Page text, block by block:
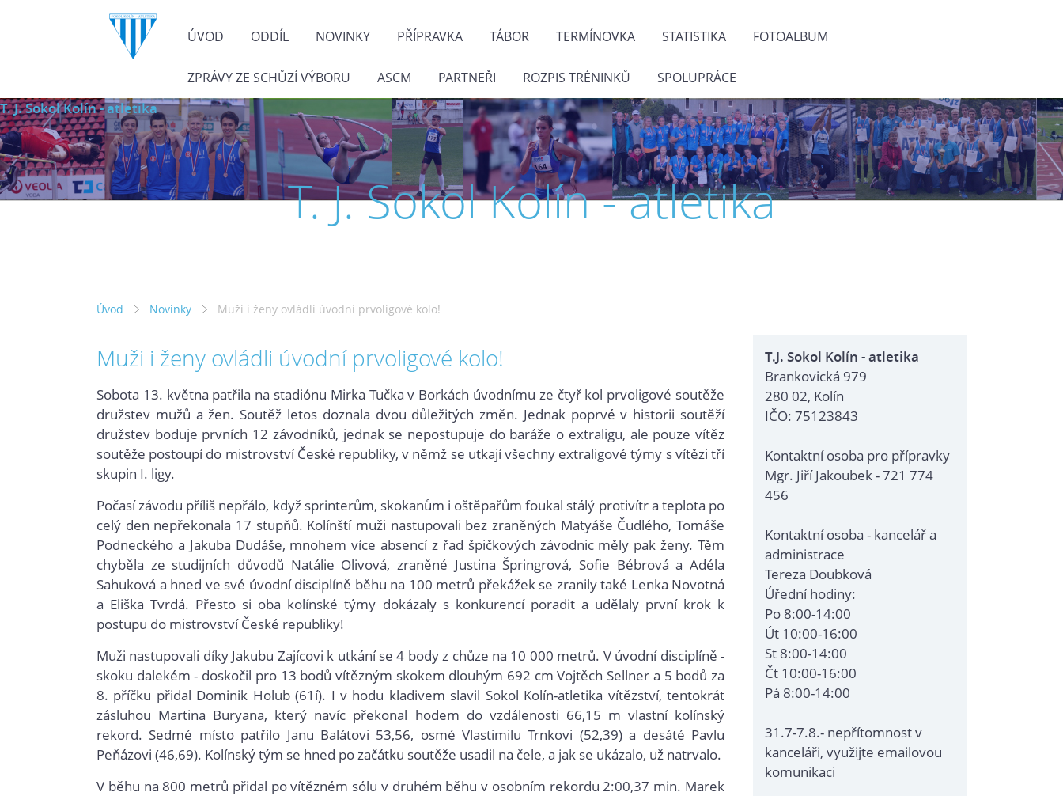
ÚVOD ODDÍL NOVINKY PŘÍPRAVKA TÁBOR TERMÍNOVKA STATISTIKA FOTOALBUM
ZPRÁVY ZE SCHŮZÍ VÝBORU ASCM PARTNEŘI ROZPIS TRÉNINKŮ SPOLUPRÁCE
T. J. Sokol Kolín - atletika
T. J. Sokol Kolín - atletika
Úvod Novinky Muži i ženy ovládli úvodní prvoligové kolo!
T.J. Sokol Kolín - atletika
Brankovická 979
280 02, Kolín
IČO: 75123843
Kontaktní osoba pro přípravky
Mgr. Jiří Jakoubek - 721 774
456
Kontaktní osoba - kancelář a
administrace
Tereza Doubková
Úřední hodiny:
Po 8:00-14:00
Út 10:00-16:00
St 8:00-14:00
Čt 10:00-16:00
Pá 8:00-14:00
31.7-7.8.- nepřítomnost v
kanceláři, využijte emailovou
komunikaci
Muži i ženy ovládli úvodní prvoligové kolo!
Sobota 13. května patřila na stadiónu Mirka Tučka v Borkách úvodnímu ze čtyř kol prvoligové soutěže
družstev mužů a žen. Soutěž letos doznala dvou důležitých změn. Jednak poprvé v historii soutěží
družstev boduje prvních 12 závodníků, jednak se nepostupuje do baráže o extraligu, ale pouze vítěz
soutěže postoupí do mistrovství České republiky, v němž se utkají všechny extraligové týmy s vítězi tří
skupin I. ligy.
Počasí závodu příliš nepřálo, když sprinterům, skokanům i oštěpařům foukal stálý protivítr a teplota po
celý den nepřekonala 17 stupňů. Kolínští muži nastupovali bez zraněných Matyáše Čudlého, Tomáše
Podneckého a Jakuba Dudáše, mnohem více absencí z řad špičkových závodnic měly pak ženy. Těm
chyběla ze studijních důvodů Natálie Olivová, zraněné Justina Špringrová, Sofie Bébrová a Adéla
Sahuková a hned ve své úvodní disciplíně běhu na 100 metrů překážek se zranily také Lenka Novotná
a Eliška Tvrdá. Přesto si oba kolínské týmy dokázaly s konkurencí poradit a udělaly první krok k
postupu do mistrovství České republiky!
Muži nastupovali díky Jakubu Zajícovi k utkání se 4 body z chůze na 10 000 metrů. V úvodní disciplíně -
skoku dalekém - doskočil pro 13 bodů vítězným skokem dlouhým 692 cm Vojtěch Sellner a 5 bodů za
8. příčku přidal Dominik Holub (61í). I v hodu kladivem slavil Sokol Kolín-atletika vítězství, tentokrát
zásluhou Martina Buryana, který navíc překonal hodem do vzdálenosti 66,15 m vlastní kolínský
rekord. Sedmé místo patřilo Janu Balátovi 53,56, osmé Vlastimilu Trnkovi (52,39) a desáté Pavlu
Peňázovi (46,69). Kolínský tým se hned po začátku soutěže usadil na čele, a jak se ukázalo, už natrvalo.
V běhu na 800 metrů přidal po vítězném sólu v druhém běhu v osobním rekordu 2:00,37 min. Marek